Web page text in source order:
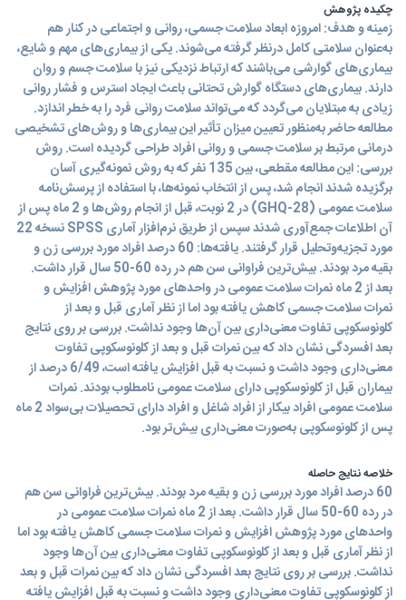
چکیده پژوهش
زمینه و هدف: امروزه ابعاد سلامت جسمی، روانی و اجتماعی در کنار هم
به‌عنوان سلامتی کامل درنظر گرفته می‌شوند. یکی از بیماری‌های مهم و شایع،
بیماری‌های گوارشی می‌باشند که ارتباط نزدیکی نیز با سلامت جسم و روان
دارند. بیماری‌های دستگاه گوارش تحتانی باعث ایجاد استرس و فشار روانی
زیادی به مبتلایان می‌گردد که می‌تواند سلامت روانی فرد را به خطر اندازد.
مطالعه حاضر به‌منظور تعیین میزان تأثیر این بیماری‌ها و روش‌های تشخیصی
درمانی مرتبط بر سلامت جسمی و روانی افراد طراحی گردیده است. روش
بررسی: این مطالعه مقطعی، بین 135 نفر که به روش نمونه‌گیری آسان
برگزیده شدند انجام شد، پس از انتخاب نمونه‌ها، با استفاده از پرسش‌نامه
سلامت عمومی (GHQ-28) در 2 نوبت، قبل از انجام روش‌ها و 2 ماه پس از
آن اطلاعات جمع‌آوری شدند سپس از طریق نرم‌افزار آماری SPSS نسخه 22
مورد تجزیه‌وتحلیل قرار گرفتند. یافته‌ها: 60 درصد افراد مورد بررسی زن و
بقیه مرد بودند. بیش‌ترین فراوانی سن هم در رده 60-50 سال قرار داشت.
بعد از 2 ماه نمرات سلامت عمومی در واحدهای مورد پژوهش افزایش و
نمرات سلامت جسمی کاهش یافته بود اما از نظر آماری قبل و بعد از
کلونوسکوپی تفاوت معنی‌داری بین آن‌ها وجود نداشت. بررسی بر روی نتایج
بعد افسردگی نشان داد که بین نمرات قبل و بعد از کلونوسکوپی تفاوت
معنی‌داری وجود داشت و نسبت به قبل افزایش یافته است، 6/49 درصد از
بیماران قبل از کلونوسکوپی دارای سلامت عمومی نامطلوب بودند. نمرات
سلامت عمومی افراد بیکار از افراد شاغل و افراد دارای تحصیلات بی‌سواد 2 ماه
پس از کلونوسکوپی به‌صورت معنی‌داری بیش‌تر بود.
خلاصه نتایج حاصله
60 درصد افراد مورد بررسی زن و بقیه مرد بودند. بیش‌ترین فراوانی سن هم
در رده 60-50 سال قرار داشت. بعد از 2 ماه نمرات سلامت عمومی در
واحدهای مورد پژوهش افزایش و نمرات سلامت جسمی کاهش یافته بود اما
از نظر آماری قبل و بعد از کلونوسکوپی تفاوت معنی‌داری بین آن‌ها وجود
نداشت. بررسی بر روی نتایج بعد افسردگی نشان داد که بین نمرات قبل و بعد
از کلونوسکوپی تفاوت معنی‌داری وجود داشت و نسبت به قبل افزایش یافته